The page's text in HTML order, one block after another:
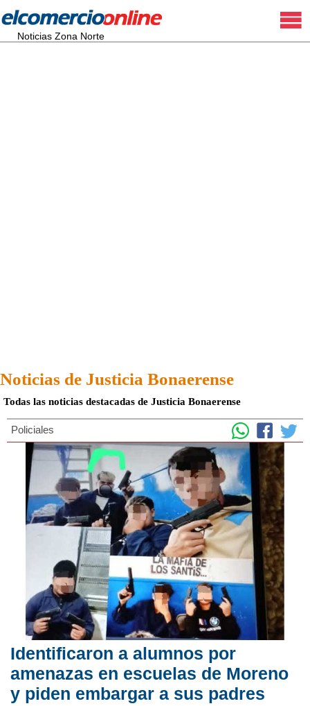
Noticias Zona Norte
Noticias de Justicia Bonaerense
Todas las noticias destacadas de Justicia Bonaerense
Policiales
Identificaron a alumnos por
amenazas en escuelas de Moreno
y piden embargar a sus padres